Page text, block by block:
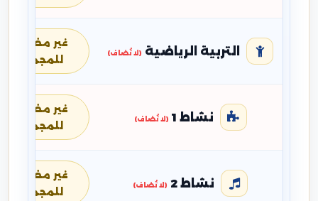
التربية الرياضية (لا تُضاف)
غير مضافة
للمجموع
نشاط 1 (لا تُضاف)
غير مضافة
للمجموع
نشاط 2 (لا تُضاف)
غير مضافة
للمجموع